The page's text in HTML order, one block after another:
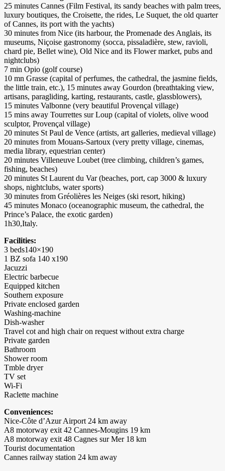
25 minutes Cannes (Film Festival, its sandy beaches with palm trees,
luxury boutiques, the Croisette, the rides, Le Suquet, the old quarter
of Cannes, its port with the yachts)
30 minutes from Nice (its harbour, the Promenade des Anglais, its
museums, Niçoise gastronomy (socca, pissaladière, stew, ravioli,
chard pie, Bellet wine), Old Nice and its Flower market, pubs and
nightclubs)
7 min Opio (golf course)
10 mn Grasse (capital of perfumes, the cathedral, the jasmine fields,
the little train, etc.), 15 minutes away Gourdon (breathtaking view,
artisans, paragliding, karting, restaurants, castle, glassblowers),
15 minutes Valbonne (very beautiful Provençal village)
15 mins away Tourrettes sur Loup (capital of violets, olive wood
sculptor, Provençal village)
20 minutes St Paul de Vence (artists, art galleries, medieval village)
20 minutes from Mouans-Sartoux (very pretty village, cinemas,
media library, equestrian center)
20 minutes Villeneuve Loubet (tree climbing, children’s games,
fishing, beaches)
20 minutes St Laurent du Var (beaches, port, cap 3000 & luxury
shops, nightclubs, water sports)
30 minutes from Gréolières les Neiges (ski resort, hiking)
45 minutes Monaco (oceanographic museum, the cathedral, the
Prince’s Palace, the exotic garden)
1h30,Italy.
Facilities:
3 beds140×190
1 BZ sofa 140 x190
Jacuzzi
Electric barbecue
Equipped kitchen
Southern exposure
Private enclosed garden
Washing-machine
Dish-washer
Travel cot and high chair on request without extra charge
Private garden
Bathroom
Shower room
Tmble dryer
TV set
Wi-Fi
Raclette machine
Conveniences:
Nice-Côte d’Azur Airport 24 km away
A8 motorway exit 42 Cannes-Mougins 19 km
A8 motorway exit 48 Cagnes sur Mer 18 km
Tourist documentation
Cannes railway station 24 km away